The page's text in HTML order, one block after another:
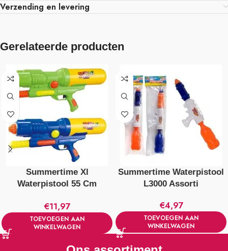
Verzending en levering
Gerelateerde producten
Summertime Xl
Waterpistool 55 Cm
€11,97
TOEVOEGEN AAN
WINKELWAGEN
Summertime Waterpistool
L3000 Assorti
€4,97
TOEVOEGEN AAN
WINKELWAGEN